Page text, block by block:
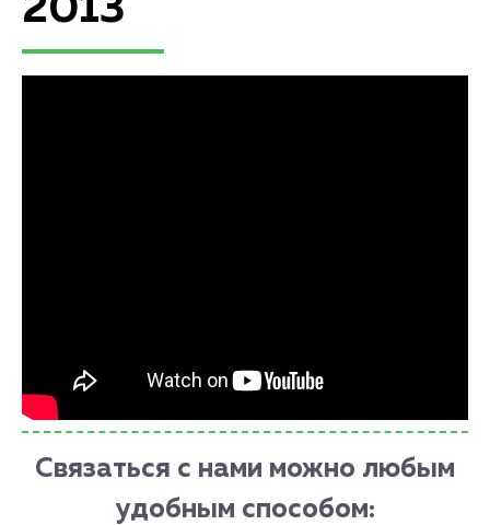
2013
Связаться с нами можно любым
удобным способом: